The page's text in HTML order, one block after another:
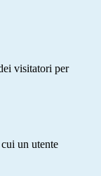
visitatori per
un utente